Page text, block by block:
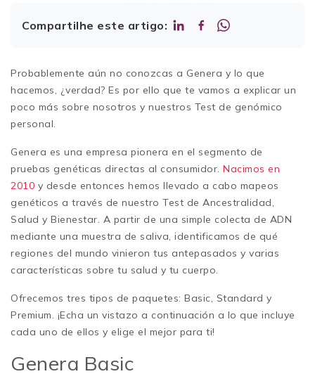
Compartilhe este artigo:
Probablemente aún no conozcas a Genera y lo que
hacemos, ¿verdad? Es por ello que te vamos a explicar un
poco más sobre nosotros y nuestros Test de genómico
personal.
Genera es una empresa pionera en el segmento de
pruebas genéticas directas al consumidor. Nacimos en
2010 y desde entonces hemos llevado a cabo mapeos
genéticos a través de nuestro Test de Ancestralidad,
Salud y Bienestar. A partir de una simple colecta de ADN
mediante una muestra de saliva, identificamos de qué
regiones del mundo vinieron tus antepasados y varias
características sobre tu salud y tu cuerpo.
Ofrecemos tres tipos de paquetes: Basic, Standard y
Premium. ¡Echa un vistazo a continuación a lo que incluye
cada uno de ellos y elige el mejor para ti!
Genera Basic